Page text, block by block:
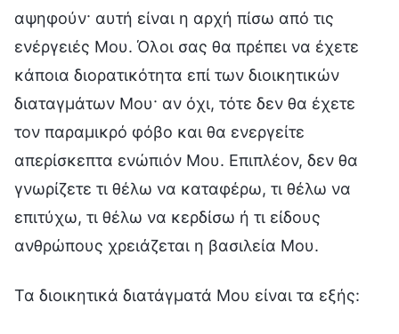
αψηφούν· αυτή είναι η αρχή πίσω από τις
ενέργειές Μου. Όλοι σας θα πρέπει να έχετε
κάποια διορατικότητα επί των διοικητικών
διαταγμάτων Μου· αν όχι, τότε δεν θα έχετε
τον παραμικρό φόβο και θα ενεργείτε
απερίσκεπτα ενώπιόν Μου. Επιπλέον, δεν θα
γνωρίζετε τι θέλω να καταφέρω, τι θέλω να
επιτύχω, τι θέλω να κερδίσω ή τι είδους
ανθρώπους χρειάζεται η βασιλεία Μου.
Τα διοικητικά διατάγματά Μου είναι τα εξής: